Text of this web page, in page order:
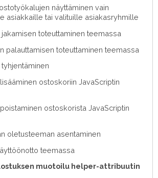
näyttäminen vain
asiakkaille tai valituille asiakasryhmille
toteuttaminen teemassa
palauttamisen toteuttaminen teemassa
ostoskoriin JavaScriptin
ostoskorista JavaScriptin
oletusteeman asentaminen
teemassa
muotoilu helper-attribuutin